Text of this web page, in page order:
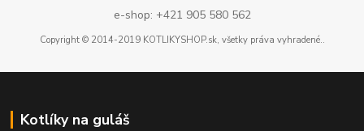
e-shop: +421 905 580 562
Copyright © 2014-2019 KOTLIKYSHOP.sk, všetky práva vyhradené..
Kotlíky na guláš